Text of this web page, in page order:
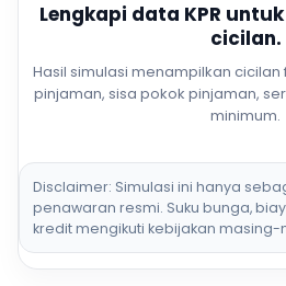
Lengkapi data KPR
cicilan.
Hasil simulasi menampilkan
pinjaman, sisa pokok pinjaman,
minimum.
Disclaimer: Simulasi ini hanya
penawaran resmi. Suku bunga,
kredit mengikuti kebijakan masing-